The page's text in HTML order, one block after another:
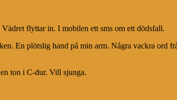
flyttar in. I mobilen ett sms om ett dödsfall.
En plötslig hand på min arm. Några vackra ord
ton i C-dur. Vill sjunga.